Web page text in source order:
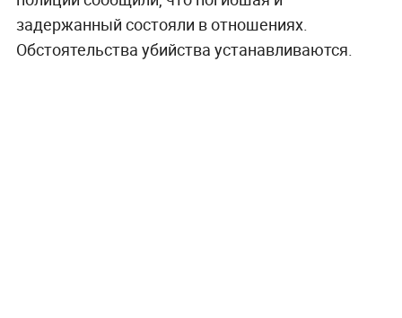
задержанный состояли в отношениях.
Обстоятельства убийства устанавливаются.